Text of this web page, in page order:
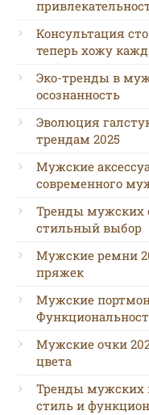
Консультация
теперь хожу
Эко-тренды в
осознанность
Эволюция
трендам 2025
Мужские
современного
Тренды мужских
стильный выбор
Мужские ремни
пряжек
Мужские
Мужские очки
цвета
Тренды мужских
стиль и